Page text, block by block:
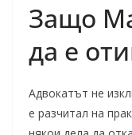
Защо
да е
Адвокатът не
е разчитал на